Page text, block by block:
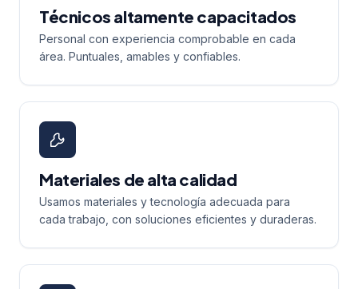
Técnicos altamente capacitados
Personal con experiencia comprobable en cada
área. Puntuales, amables y confiables.
Materiales de alta calidad
Usamos materiales y tecnología adecuada para
cada trabajo, con soluciones eficientes y duraderas.